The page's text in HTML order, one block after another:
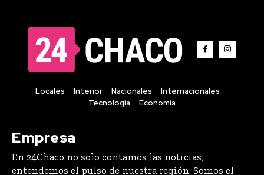
Locales Interior Nacionales
Internacionales
Tecnología
Economía
Empresa
En 24Chaco no solo contamos las noticias;
entendemos el pulso de nuestra región. Somos el